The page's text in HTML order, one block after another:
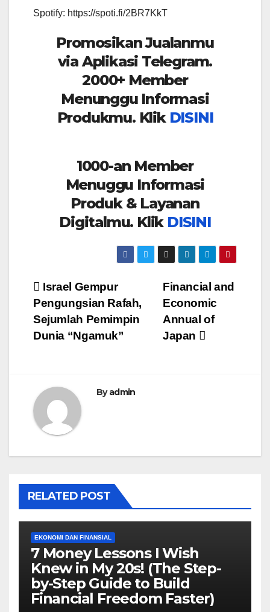
Spotify: https://spoti.fi/2BR7KkT
Promosikan Jualanmu
via Aplikasi Telegram.
2000+ Member
Menunggu Informasi
Produkmu. Klik DISINI
1000-an Member
Menuggu Informasi
Produk & Layanan
Digitalmu. Klik DISINI
Post
navigation
Financial and
Economic
Annual of
Japan
Israel Gempur
Pengungsian Rafah,
Sejumlah Pemimpin
Dunia “Ngamuk”
Byadmin
RELATED POST
EKONOMI DAN FINANSIAL
7 Money Lessons I Wish
Knew in My 20s! (The Step-
by-Step Guide to Build
Financial Freedom Faster)